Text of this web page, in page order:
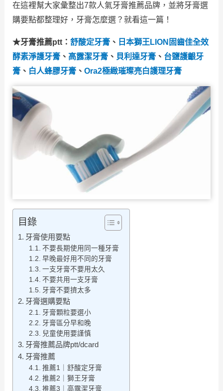
在這裡幫大家彙整出7款人氣牙膏推薦品牌，並將牙膏選
購要點都整理好，牙膏怎麼選？就看這一篇！
★牙膏推薦ptt： 舒酸定牙膏、 日本獅王LION固齒佳全效
酵素淨護牙膏、 高露潔牙膏、 貝利達牙膏、 台鹽護齦牙
膏、 白人蜂膠牙膏、 Ora2極緻璀璨亮白護理牙膏
目錄
牙膏使用要點
不要長期使用同一種牙膏
早晚最好用不同的牙膏
一支牙膏不要用太久
不要共用一支牙膏
牙膏不要擠太多
牙膏選購要點
牙膏顆粒要選小
牙膏區分早和晚
兒童使用要謹慎
牙膏推薦品牌ptt/dcard
牙膏推薦
推薦1｜舒酸定牙膏
推薦2｜獅王牙膏
推薦3｜高露潔牙膏